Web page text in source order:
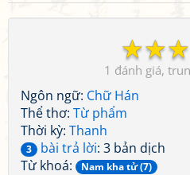
☆
☆
☆
1
Ngôn ngữ: Chữ Hán
Thể thơ: Từ phẩm
Thời kỳ: Thanh
3 bài trả lời: 3 bản dịch
Từ khoá:
Nam kha tử (7)